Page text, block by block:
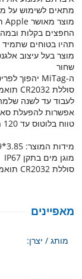
מתאים לשימוש על
החפצים בקלות
תהיו בטוחים
מוצר בעל עיצוב
שחור
ה-MiTag יהפוך לפריט הכרחי המשתלב באופן טבעי בחיי היומיום שלך
לעבוד עד לשנה
אפשרות להפעלת
טווח בלוטוס עד 120 מטר המתריע באפליקציה מתי נראה לאחרונה
מידות המוצר: 3.85*0.9*3.85 ס"מ
מוגן מים בתקן IP67
סוללת CR2032 תואמת AirTag
מאפיינים
מותג / יצרן: